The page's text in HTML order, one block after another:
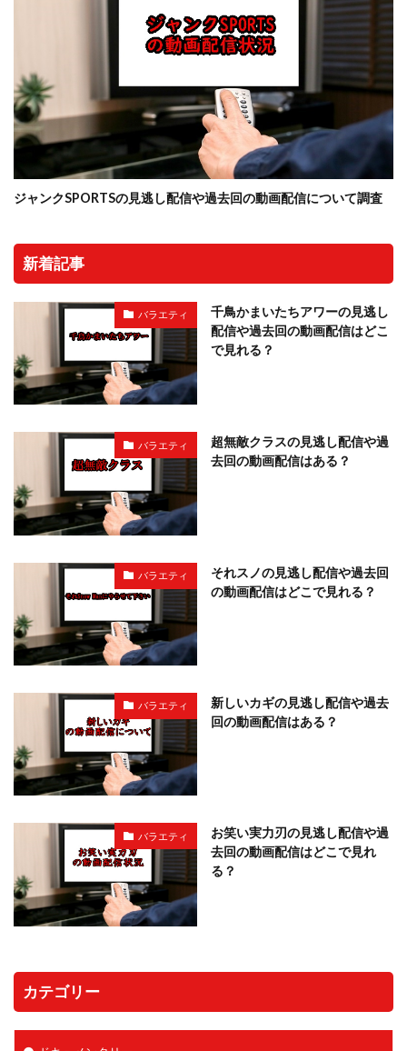
ジャンクSPORTSの見逃し配信や過去回の動画配信について調査
新着記事
バラエティ
千鳥かまいたちアワーの見逃し
配信や過去回の動画配信はどこ
で見れる？
バラエティ
超無敵クラスの見逃し配信や過
去回の動画配信はある？
バラエティ
それスノの見逃し配信や過去回
の動画配信はどこで見れる？
バラエティ
新しいカギの見逃し配信や過去
回の動画配信はある？
バラエティ
お笑い実力刃の見逃し配信や過
去回の動画配信はどこで見れ
る？
カテゴリー